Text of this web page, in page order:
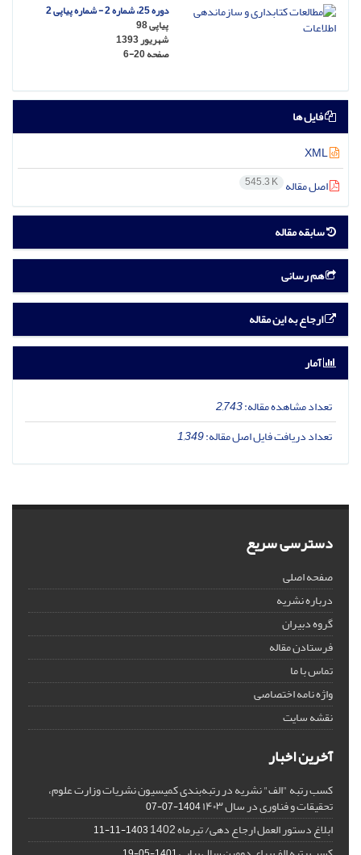
دوره 25، شماره 2 - شماره پیاپی 2
پیاپی 98
شهریور 1393
صفحه6-20
فایل ها
اصل مقاله 545.3 K
سابقه مقاله
هم رسانی
ارجاع به این مقاله
آمار
تعداد مشاهده مقاله:2,743
تعداد دریافت فایل اصل مقاله:1,349
دسترسی سریع
صفحه اصلی
درباره نشریه
گروه دبیران
فرستادن مقاله
تماس با ما
واژه نامه اختصاصی
نقشه سایت
آخرین اخبار
کسب رتبه "الف" نشریه در رتبه‌بندی کمیسیون نشریات وزارت علوم،
تحقیقات و فناوری در سال ۱۴۰۳ 1404-07-07
ابلاغ دستور العمل ارجاع دهی/ تیرماه 1402 1403-11-11